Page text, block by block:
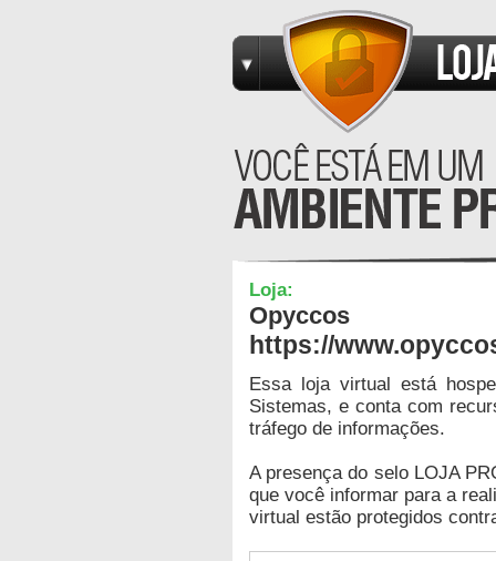
Loja:
Opyccos
https://
Essa loja virtual está
Sistemas, e conta com
tráfego de informações.
A presença do selo LOJA
que você informar para a
virtual estão protegidos